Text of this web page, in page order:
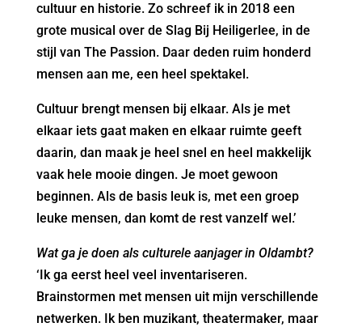
cultuur en historie. Zo schreef ik in 2018 een
grote musical over de Slag Bij Heiligerlee, in de
stijl van The Passion. Daar deden ruim honderd
mensen aan me, een heel spektakel.
Cultuur brengt mensen bij elkaar. Als je met
elkaar iets gaat maken en elkaar ruimte geeft
daarin, dan maak je heel snel en heel makkelijk
vaak hele mooie dingen. Je moet gewoon
beginnen. Als de basis leuk is, met een groep
leuke mensen, dan komt de rest vanzelf wel.’
Wat ga je doen als culturele aanjager in Oldambt?
‘Ik ga eerst heel veel inventariseren.
Brainstormen met mensen uit mijn verschillende
netwerken. Ik ben muzikant, theatermaker, maar